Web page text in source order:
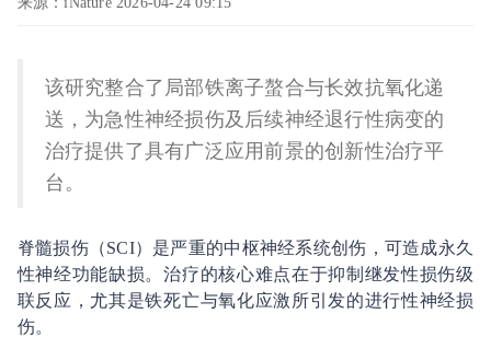
该研究整合了局部铁离子螯合与长效抗氧化递
送，为急性神经损伤及后续神经退行性病变的
治疗提供了具有广泛应用前景的创新性治疗平
台。
脊髓损伤（SCI）是严重的中枢神经系统创伤，可造成永久
性神经功能缺损。治疗的核心难点在于抑制继发性损伤级
联反应，尤其是铁死亡与氧化应激所引发的进行性神经损
伤。